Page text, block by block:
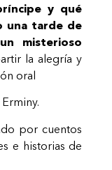
y qué
una tarde de
misterioso
la alegría y
oral
por cuentos
e historias de